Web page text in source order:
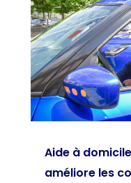
Aide à
améliore les